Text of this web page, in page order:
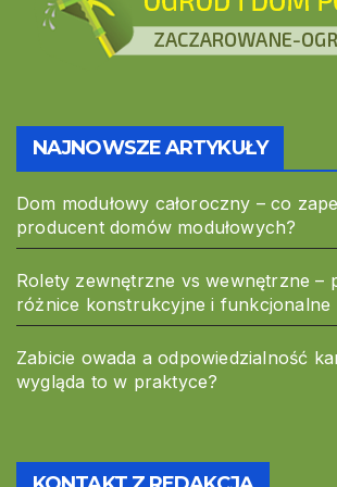
NAJNOWSZE ARTYKUŁY
Dom modułowy całoroczny – co
producent domów modułowych?
Rolety zewnętrzne vs wewnętrzne –
różnice konstrukcyjne i funkcjonalne
Zabicie owada a odpowiedzialność
wygląda to w praktyce?